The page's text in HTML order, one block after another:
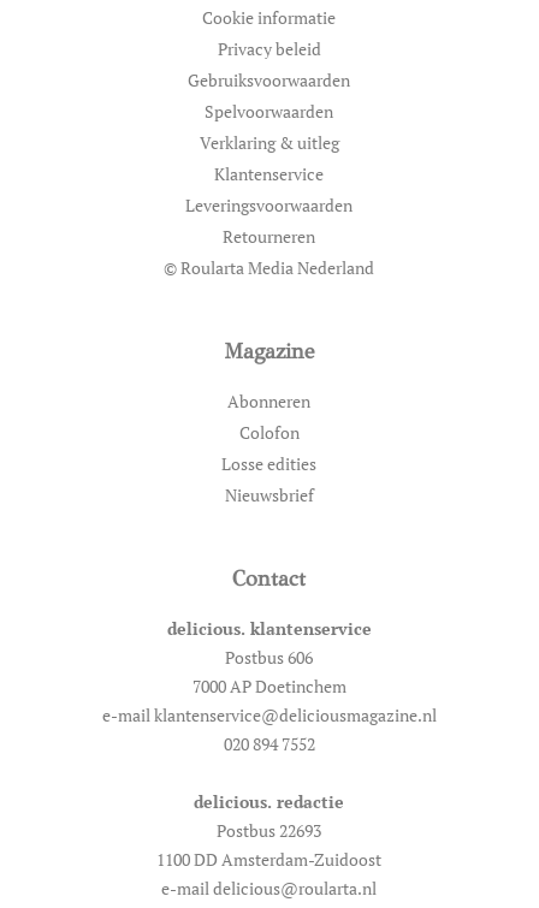
Cookie informatie
Privacy beleid
Gebruiksvoorwaarden
Spelvoorwaarden
Verklaring & uitleg
Klantenservice
Leveringsvoorwaarden
Retourneren
© Roularta Media Nederland
Magazine
Abonneren
Colofon
Losse edities
Nieuwsbrief
Contact
delicious. klantenservice
Postbus 606
7000 AP Doetinchem
e-mail klantenservice@deliciousmagazine.nl
020 894 7552
delicious. redactie
Postbus 22693
1100 DD Amsterdam-Zuidoost
e-mail delicious@roularta.nl